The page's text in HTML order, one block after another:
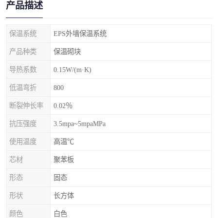
产品描述
保温系统 EPS外墙保温系统
产品种类 保温砌块
导热系数 0.15W/(m·K)
低温弯折 800
断裂伸长率 0.02％
抗压强度 3.5mpa~5mpaMPa
使用温度 高温℃
芯材 聚苯板
形态 固态
形状 长方体
颜色 白色